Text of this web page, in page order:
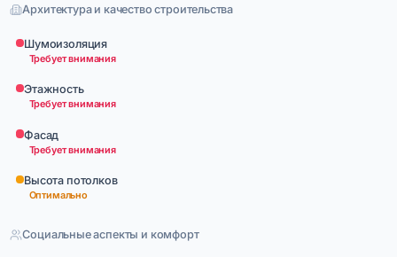
Архитектура и качество строительства
Шумоизоляция
Требует внимания
Этажность
Требует внимания
Фасад
Требует внимания
Высота потолков
Оптимально
Социальные аспекты и комфорт